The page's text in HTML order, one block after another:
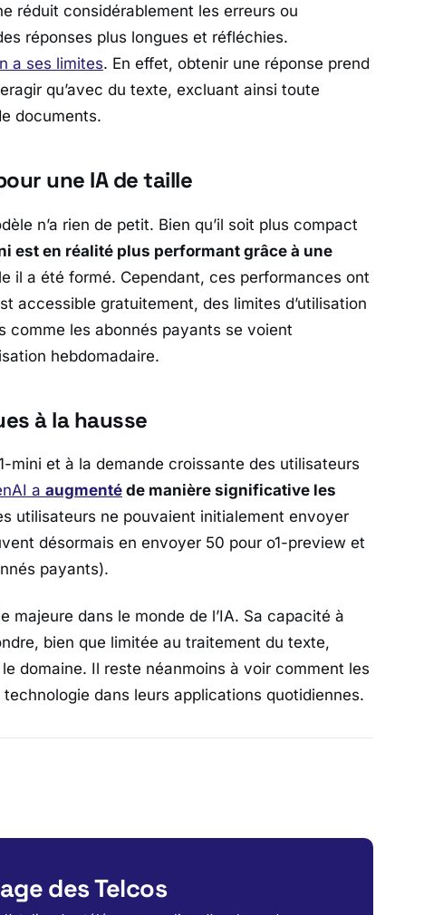
réduit considérablement les erreurs ou
réponses plus longues et réfléchies.
a ses limites. En effet, obtenir une réponse prend
qu’avec du texte, excluant ainsi toute
documents.
une IA de taille
n’a rien de petit. Bien qu’il soit plus compact
est en réalité plus performant grâce à une
il a été formé. Cependant, ces performances ont
accessible gratuitement, des limites d’utilisation
comme les abonnés payants se voient
hebdomadaire.
à la hausse
mini et à la demande croissante des utilisateurs
a augmenté de manière significative les
utilisateurs ne pouvaient initialement envoyer
désormais en envoyer 50 pour o1-preview et
payants).
majeure dans le monde de l’IA. Sa capacité à
bien que limitée au traitement du texte,
domaine. Il reste néanmoins à voir comment les
dans leurs applications quotidiennes.
des Telcos